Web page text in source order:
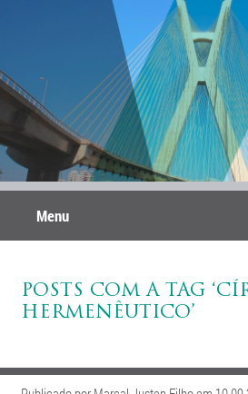
Menu
POSTS COM A TAG
HERMENÊUTICO’